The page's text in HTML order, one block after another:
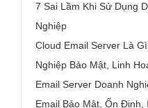
7 Sai Lầm Khi Sử Dụng
Nghiệp
Cloud Email Server Là
Nghiệp Bảo Mật, Linh
Email Server Doanh
Email Bảo Mật, Ổn Định,